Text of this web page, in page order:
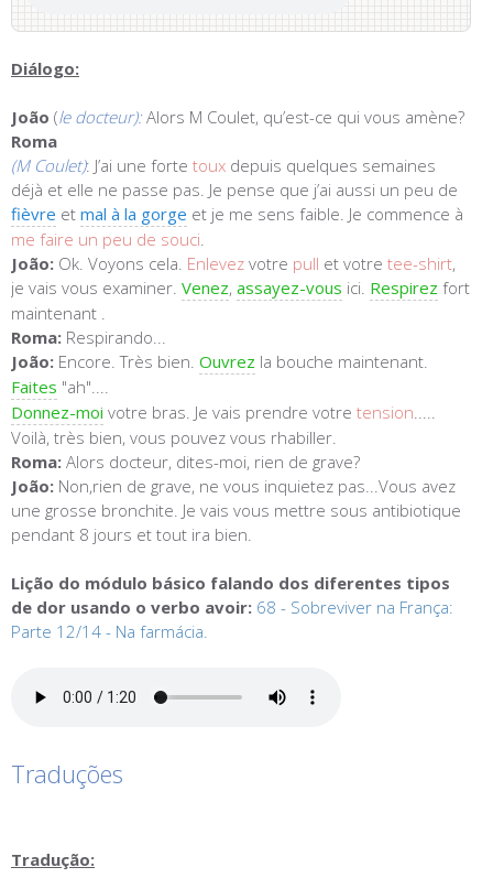
Diálogo:
João (le docteur):Alors M Coulet, qu’est-ce qui vous amène?
Roma
(M Coulet): J’ai une forte toux depuis quelques semaines
déjà et elle ne passe pas. Je pense que j’ai aussi un peu de
fièvre et mal à la gorge et je me sens faible. Je commence à
me faire un peu de souci.
João: Ok. Voyons cela. Enlevez votre pull et votre tee-shirt,
je vais vous examiner. Venez, assayez-vous ici. Respirez fort
maintenant .
Roma: Respirando...
João: Encore. Très bien. Ouvrez la bouche maintenant.
Faites "ah"....
Donnez-moi votre bras. Je vais prendre votre tension.....
Voilà, très bien, vous pouvez vous rhabiller.
Roma: Alors docteur, dites-moi, rien de grave?
João: Non,rien de grave, ne vous inquietez pas...Vous avez
une grosse bronchite. Je vais vous mettre sous antibiotique
pendant 8 jours et tout ira bien.
Lição do módulo básico falando dos diferentes tipos
de dor usando o verbo avoir: 68 - Sobreviver na França:
Parte 12/14 - Na farmácia.
Traduções
Tradução: